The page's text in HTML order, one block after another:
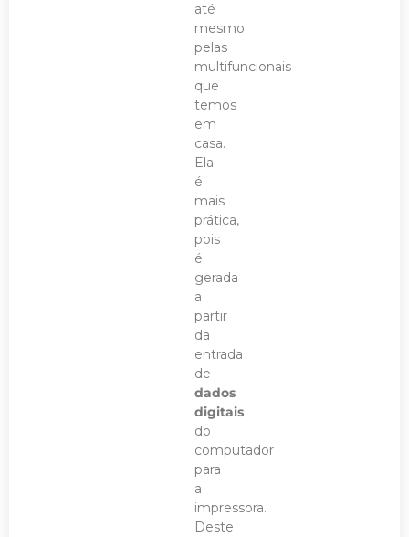
até
mesmo
pelas
multifuncionais
que
temos
em
casa.
Ela
é
mais
prática,
pois
é
gerada
a
partir
da
entrada
de
dados
digitais
do
computador
para
a
impressora.
Deste